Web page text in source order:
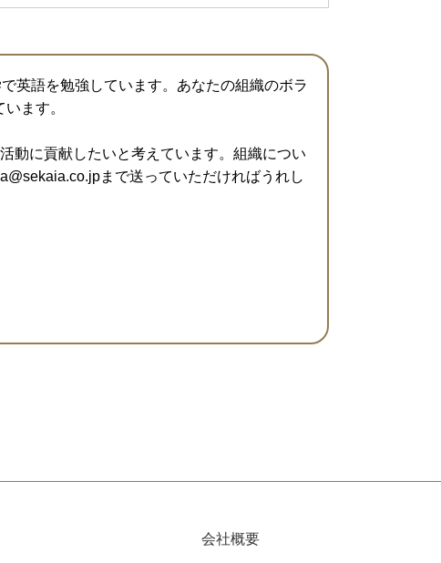
英語を勉強しています。あなたの組織のボラ
ます。
動に貢献したいと考えています。組織につい
まで送っていただければうれし
会社概要